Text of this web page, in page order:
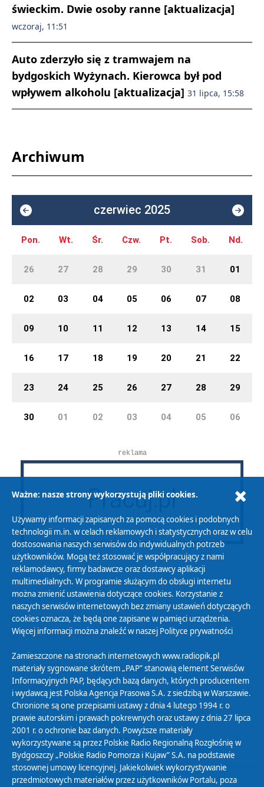
świeckim. Dwie osoby ranne [aktualizacja]
wczoraj, 11:51
Auto zderzyło się z tramwajem na
bydgoskich Wyżynach. Kierowca był pod
wpływem alkoholu [aktualizacja] 31 lipca, 15:58
Archiwum
czerwiec 2025
Pon. Wt. Śr. Czw. Pt. Sob. Nd.
26 27 28 29 30 31 01
02 03 04 05 06 07 08
09 10 11 12 13 14 15
16 17 18 19 20 21 22
23 24 25 26 27 28 29
30 01 02 03 04 05 06
reklama
Polityka Prywatności
Zasady korzystania z Serwisu
Organizacje Pożytku Publicznego
Cyfryzacja DAB+
Polityka ochrony danych osobowych
Abonament
Zamówienia publiczne
Biuletyn Informacji Publicznej
Ważne: nasze strony wykorzystują pliki cookies.
Używamy informacji zapisanych za pomocą cookies i podobnych
technologii m.in. w celach reklamowych i statystycznych oraz w celu
dostosowania naszych serwisów do indywidualnych potrzeb
użytkowników. Mogą też stosować je współpracujący z nami
reklamodawcy, firmy badawcze oraz dostawcy aplikacji
multimedialnych. W programie służącym do obsługi internetu
można zmienić ustawienia dotyczące cookies. Korzystanie z
naszych serwisów internetowych bez zmiany ustawień dotyczących
cookies oznacza, że będą one zapisane w pamięci urządzenia.
Więcej informacji można znaleźć w naszej Polityce prywatności
Zamieszczone na stronach internetowych www.radiopik.pl
materiały sygnowane skrótem „PAP” stanowią element Serwisów
Informacyjnych PAP, będących bazą danych, których producentem
i wydawcą jest Polska Agencja Prasowa S.A. z siedzibą w Warszawie.
Chronione są one przepisami ustawy z dnia 4 lutego 1994 r. o
prawie autorskim i prawach pokrewnych oraz ustawy z dnia 27 lipca
2001 r. o ochronie baz danych. Powyższe materiały
wykorzystywane są przez Polskie Radio Regionalną Rozgłośnię w
Bydgoszczy „Polskie Radio Pomorza i Kujaw” S.A. na podstawie
stosownej umowy licencyjnej. Jakiekolwiek wykorzystywanie
przedmiotowych materiałów przez użytkowników Portalu, poza